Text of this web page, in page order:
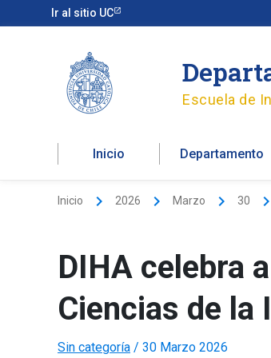
Ir al sitio UC
al
Escuela de
Inicio Departamento
Inicio 2026 Marzo 30
DIHA celebra
Ciencias de la
Sin categoría / 30 Marzo 2026